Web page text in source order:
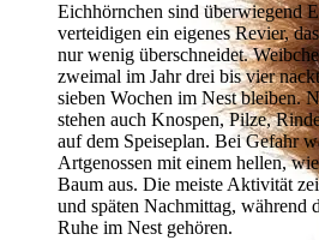
Eichhörnchen sind überwiegend
verteidigen ein eigenes Revier,
nur wenig überschneidet.
zweimal im Jahr drei bis vier
sieben Wochen im Nest bleiben.
stehen auch Knospen, Pilze,
auf dem Speiseplan. Bei Gefahr
Artgenossen mit einem hellen,
Baum aus. Die meiste Aktivität
und späten Nachmittag, während
Ruhe im Nest gehören.